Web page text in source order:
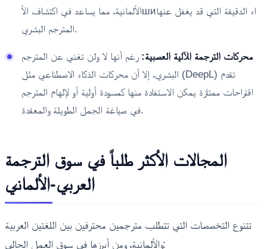
الألمانية، مما يساعد في اكتشاف الأшиاء الدقيقة التي قد يغفل عنها
المترجم البشري.
محركات الترجمة الآلية العصبية: رغم أنها لا ولن تغني عن المترجم
البشري، إلا أن محركات الذكاء الاصطناعي مثل (DeepL) تقدم
اقتراحات ممتازة يمكن الاستفادة منها كمسودة أولية أو لإلهام المترجم
في صياغة الجمل الطويلة والمعقدة.
المجالات الأكثر طلباً في سوق الترجمة
العربي-الألماني
تتنوع التخصصات التي تتطلب مترجمين محترفين بين اللغتين العربية
والألمانية، ومن أبرزها في سوق العمل الحالي: